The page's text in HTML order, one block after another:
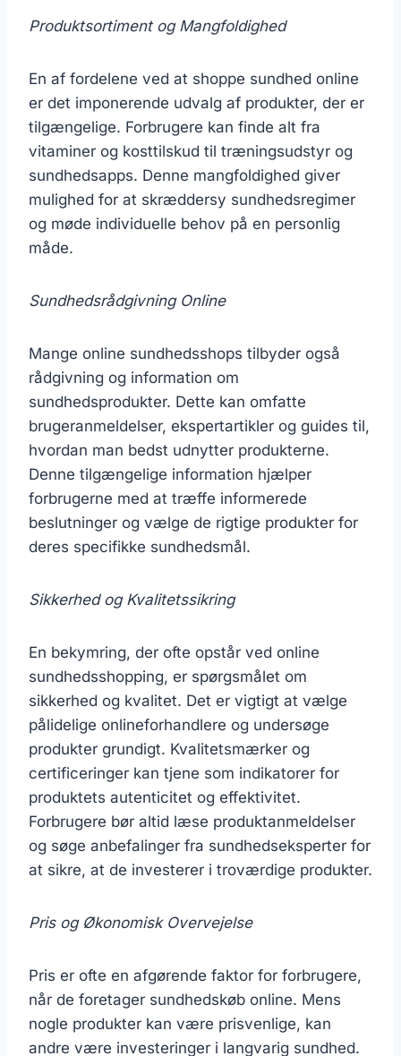
Produktsortiment og Mangfoldighed
En af fordelene ved at shoppe sundhed online
er det imponerende udvalg af produkter, der er
tilgængelige. Forbrugere kan finde alt fra
vitaminer og kosttilskud til træningsudstyr og
sundhedsapps. Denne mangfoldighed giver
mulighed for at skræddersy sundhedsregimer
og møde individuelle behov på en personlig
måde.
Sundhedsrådgivning Online
Mange online sundhedsshops tilbyder også
rådgivning og information om
sundhedsprodukter. Dette kan omfatte
brugeranmeldelser, ekspertartikler og guides til,
hvordan man bedst udnytter produkterne.
Denne tilgængelige information hjælper
forbrugerne med at træffe informerede
beslutninger og vælge de rigtige produkter for
deres specifikke sundhedsmål.
Sikkerhed og Kvalitetssikring
En bekymring, der ofte opstår ved online
sundhedsshopping, er spørgsmålet om
sikkerhed og kvalitet. Det er vigtigt at vælge
pålidelige onlineforhandlere og undersøge
produkter grundigt. Kvalitetsmærker og
certificeringer kan tjene som indikatorer for
produktets autenticitet og effektivitet.
Forbrugere bør altid læse produktanmeldelser
og søge anbefalinger fra sundhedseksperter for
at sikre, at de investerer i troværdige produkter.
Pris og Økonomisk Overvejelse
Pris er ofte en afgørende faktor for forbrugere,
når de foretager sundhedskøb online. Mens
nogle produkter kan være prisvenlige, kan
andre være investeringer i langvarig sundhed.